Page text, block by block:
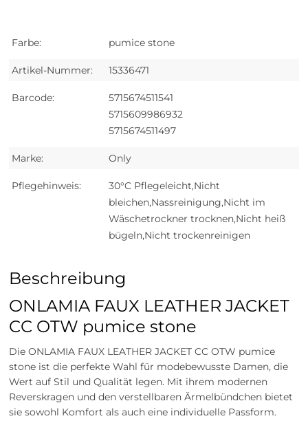
Farbe: pumice stone
Artikel-Nummer: 15336471
Barcode:
5715674511541
5715609986932
5715674511497
Marke: Only
Pflegehinweis:
30°C Pflegeleicht,Nicht
bleichen,Nassreinigung,Nicht im
Wäschetrockner trocknen,Nicht heiß
bügeln,Nicht trockenreinigen
Beschreibung
ONLAMIA FAUX LEATHER JACKET
CC OTW pumice stone
Die ONLAMIA FAUX LEATHER JACKET CC OTW pumice
stone ist die perfekte Wahl für modebewusste Damen, die
Wert auf Stil und Qualität legen. Mit ihrem modernen
Reverskragen und den verstellbaren Ärmelbündchen bietet
sie sowohl Komfort als auch eine individuelle Passform.